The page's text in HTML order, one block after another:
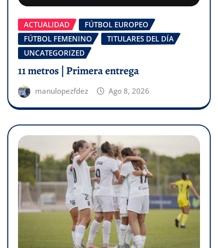
ACTUALIDAD
FÚTBOL EUROPEO
FÚTBOL FEMENINO
TITULARES DEL DÍA
UNCATEGORIZED
11 metros | Primera entrega
manulopezfdez Ago 8, 2026